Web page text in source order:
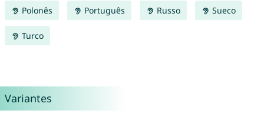
Polonês Português Russo Sueco
Turco
Variantes